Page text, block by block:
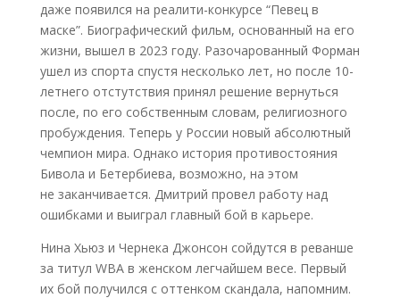
даже появился на реалити-конкурсе “Певец в
маске”. Биографический фильм, основанный на его
жизни, вышел в 2023 году. Разочарованный Форман
ушел из спорта спустя несколько лет, но после 10-
летнего отстутствия принял решение вернуться
после, по его собственным словам, религиозного
пробуждения. Теперь у России новый абсолютный
чемпион мира. Однако история противостояния
Бивола и Бетербиева, возможно, на этом
не заканчивается. Дмитрий провел работу над
ошибками и выиграл главный бой в карьере.
Нина Хьюз и Чернека Джонсон сойдутся в реванше
за титул WBA в женском легчайшем весе. Первый
их бой получился с оттенком скандала, напомним.